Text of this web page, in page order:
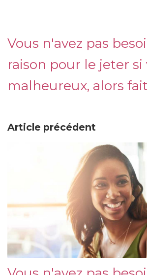
Vous n'avez pas
raison pour le jeter si
malheureux, alors
Article précédent